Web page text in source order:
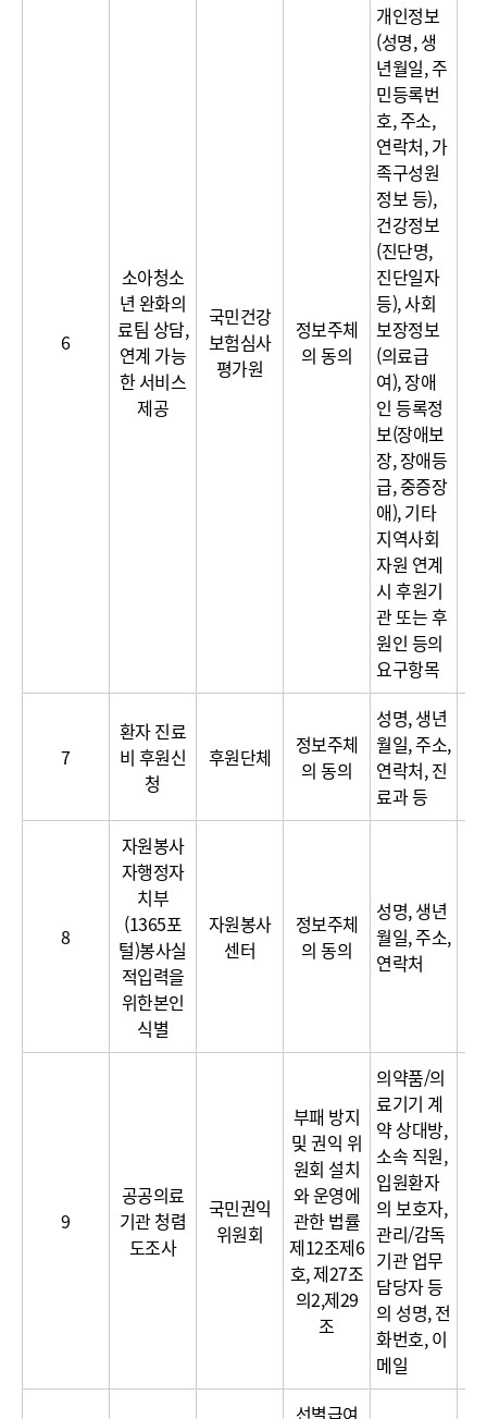
6
소아청소
년 완화의
료팀 상담,
연계 가능
한 서비스
제공
국민건강
보험심사
평가원
정보주체
의 동의
개인정보
(성명, 생
년월일, 주
민등록번
호, 주소,
연락처, 가
족구성원
정보 등),
건강정보
(진단명,
진단일자
등), 사회
보장정보
(의료급
여), 장애
인 등록정
보(장애보
장, 장애등
급, 중증장
애), 기타
지역사회
자원 연계
시 후원기
관 또는 후
원인 등의
요구항목
7
환자 진료
비 후원신
청
후원단체
정보주체
의 동의
성명, 생년
월일, 주소,
연락처, 진
료과 등
8
자원봉사
자행정자
치부
(1365포
털)봉사실
적입력을
위한본인
식별
자원봉사
센터
정보주체
의 동의
성명, 생년
월일, 주소,
연락처
9
공공의료
기관 청렴
도조사
국민권익
위원회
부패 방지
및 권익 위
원회 설치
와 운영에
관한 법률
제12조제6
호, 제27조
의2,제29
조
의약품/의
료기기 계
약 상대방,
소속 직원,
입원환자
의 보호자,
관리/감독
기관 업무
담당자 등
의 성명, 전
화번호, 이
메일
선별급여